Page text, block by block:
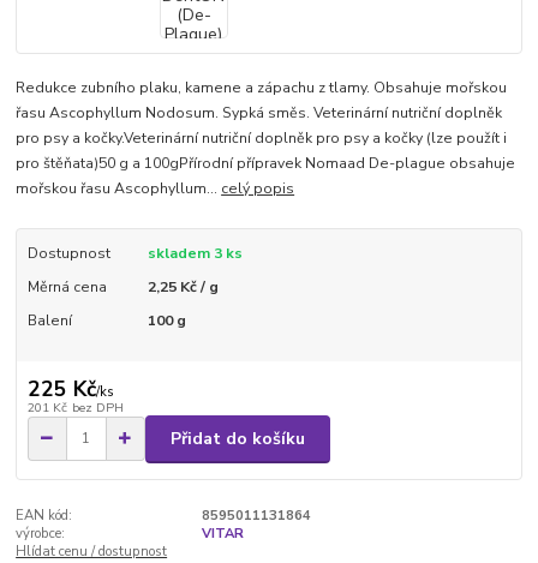
Redukce zubního plaku, kamene a zápachu z tlamy. Obsahuje mořskou
řasu Ascophyllum Nodosum. Sypká směs. Veterinární nutriční doplněk
pro psy a kočky.Veterinární nutriční doplněk pro psy a kočky (lze použít i
pro štěňata)50 g a 100gPřírodní přípravek Nomaad De-plague obsahuje
mořskou řasu Ascophyllum... celý popis
Dostupnost
skladem 3 ks
Měrná cena
2,25 Kč / g
Balení
100 g
225 Kč/ks
201 Kč bez DPH
Přidat do košíku
EAN kód:
8595011131864
výrobce:
VITAR
Hlídat cenu / dostupnost